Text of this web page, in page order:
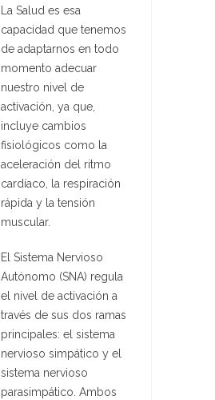
La Salud es esa
capacidad que tenemos
de adaptarnos en todo
momento adecuar
nuestro nivel de
activación, ya que,
incluye cambios
fisiológicos como la
aceleración del ritmo
cardíaco, la respiración
rápida y la tensión
muscular.
El Sistema Nervioso
Autónomo (SNA) regula
el nivel de activación a
través de sus dos ramas
principales: el sistema
nervioso simpático y el
sistema nervioso
parasimpático. Ambos